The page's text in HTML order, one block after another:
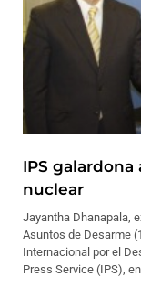
IPS
nuclear
Jayantha Dhanapala,
Asuntos de Desarme
Internacional por el
Press Service (IPS),